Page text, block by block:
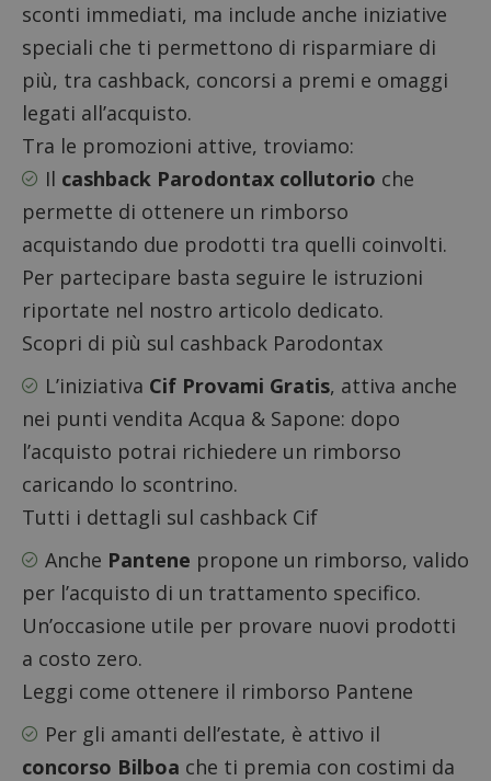
sconti immediati, ma include anche iniziative
speciali che ti permettono di risparmiare di
più, tra cashback, concorsi a premi e omaggi
legati all’acquisto.
Tra le promozioni attive, troviamo:
Il cashback Parodontax collutorio che
permette di ottenere un rimborso
acquistando due prodotti tra quelli coinvolti.
Per partecipare basta seguire le istruzioni
riportate nel nostro articolo dedicato.
Scopri di più sul cashback Parodontax
L’iniziativa Cif Provami Gratis, attiva anche
nei punti vendita Acqua & Sapone: dopo
l’acquisto potrai richiedere un rimborso
caricando lo scontrino.
Tutti i dettagli sul cashback Cif
Anche Pantene propone un rimborso, valido
per l’acquisto di un trattamento specifico.
Un’occasione utile per provare nuovi prodotti
a costo zero.
Leggi come ottenere il rimborso Pantene
Per gli amanti dell’estate, è attivo il
concorso Bilboa che ti premia con costimi da